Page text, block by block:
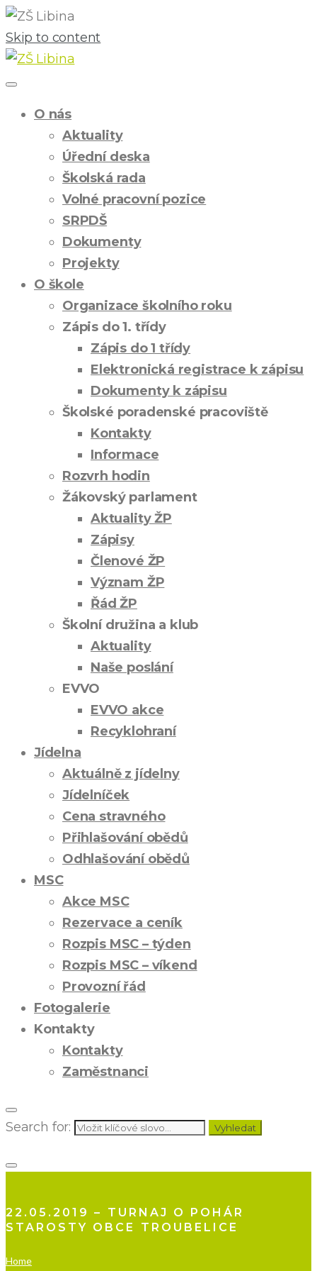
Skip to content
O nás
Aktuality
Úřední deska
Školská rada
Volné pracovní pozice
SRPDŠ
Dokumenty
Projekty
O škole
Organizace školního roku
Zápis do 1. třídy
Zápis do 1 třídy
Elektronická registrace k zápisu
Dokumenty k zápisu
Školské poradenské pracoviště
Kontakty
Informace
Rozvrh hodin
Žákovský parlament
Aktuality ŽP
Zápisy
Členové ŽP
Význam ŽP
Řád ŽP
Školní družina a klub
Aktuality
Naše poslání
EVVO
EVVO akce
Recyklohraní
Jídelna
Aktuálně z jídelny
Jídelníček
Cena stravného
Přihlašování obědů
Odhlašování obědů
MSC
Akce MSC
Rezervace a ceník
Rozpis MSC – týden
Rozpis MSC – víkend
Provozní řád
Fotogalerie
Kontakty
Kontakty
Zaměstnanci
Search for: Vyhledat
22.05.2019 – TURNAJ O POHÁR
STAROSTY OBCE TROUBELICE
Home